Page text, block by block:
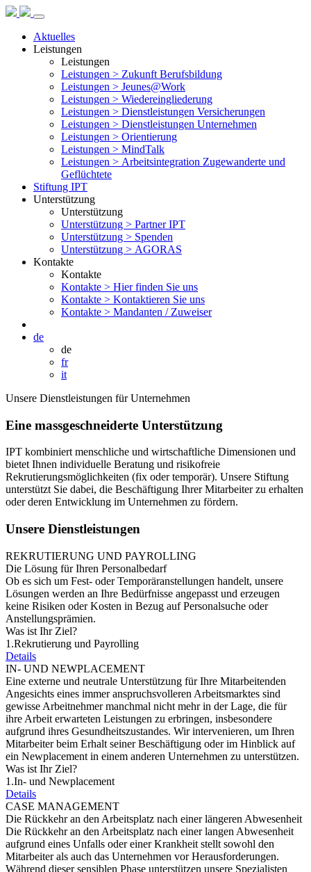
Aktuelles
Leistungen
Leistungen
Leistungen > Zukunft Berufsbildung
Leistungen > Jeunes@Work
Leistungen > Wiedereingliederung
Leistungen > Dienstleistungen Versicherungen
Leistungen > Dienstleistungen Unternehmen
Leistungen > Orientierung
Leistungen > MindTalk
Leistungen > Arbeitsintegration Zugewanderte und
Geflüchtete
Stiftung IPT
Unterstützung
Unterstützung
Unterstützung > Partner IPT
Unterstützung > Spenden
Unterstützung > AGORAS
Kontakte
Kontakte
Kontakte > Hier finden Sie uns
Kontakte > Kontaktieren Sie uns
Kontakte > Mandanten / Zuweiser
de
de
fr
it
Unsere Dienstleistungen für Unternehmen
Eine massgeschneiderte Unterstützung
IPT kombiniert menschliche und wirtschaftliche Dimensionen und
bietet Ihnen individuelle Beratung und risikofreie
Rekrutierungsmöglichkeiten (fix oder temporär). Unsere Stiftung
unterstützt Sie dabei, die Beschäftigung Ihrer Mitarbeiter zu erhalten
oder deren Entwicklung im Unternehmen zu fördern.
Unsere Dienstleistungen
REKRUTIERUNG UND PAYROLLING
Die Lösung für Ihren Personalbedarf
Ob es sich um Fest- oder Temporäranstellungen handelt, unsere
Lösungen werden an Ihre Bedürfnisse angepasst und erzeugen
keine Risiken oder Kosten in Bezug auf Personalsuche oder
Anstellungsprämien.
Was ist Ihr Ziel?
1.Rekrutierung und Payrolling
Details
IN- UND NEWPLACEMENT
Eine externe und neutrale Unterstützung für Ihre Mitarbeitenden
Angesichts eines immer anspruchsvolleren Arbeitsmarktes sind
gewisse Arbeitnehmer manchmal nicht mehr in der Lage, die für
ihre Arbeit erwarteten Leistungen zu erbringen, insbesondere
aufgrund ihres Gesundheitszustandes. Wir intervenieren, um Ihren
Mitarbeiter beim Erhalt seiner Beschäftigung oder im Hinblick auf
ein Newplacement in einem anderen Unternehmen zu unterstützen.
Was ist Ihr Ziel?
1.In- und Newplacement
Details
CASE MANAGEMENT
Die Rückkehr an den Arbeitsplatz nach einer längeren Abwesenheit
Die Rückkehr an den Arbeitsplatz nach einer langen Abwesenheit
aufgrund eines Unfalls oder einer Krankheit stellt sowohl den
Mitarbeiter als auch das Unternehmen vor Herausforderungen.
Während dieser sensiblen Phase unterstützen unsere Spezialisten